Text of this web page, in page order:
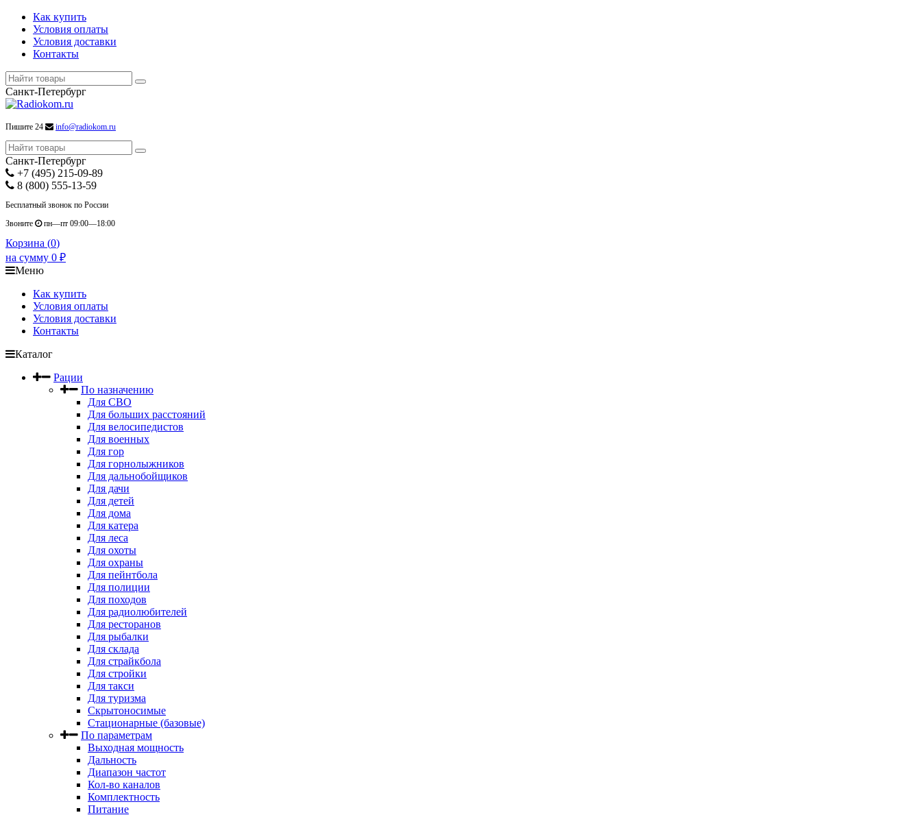
Как купить
Условия оплаты
Условия доставки
Контакты
Санкт-Петербург
Пишите 24 info@radiokom.ru
Санкт-Петербург
+7 (495) 215-09-89
8 (800) 555-13-59
Бесплатный звонок по России
Звоните
пн—пт 09:00—18:00
Корзина (0)
на сумму 0 ₽
Меню
Как купить
Условия оплаты
Условия доставки
Контакты
Каталог
Рации
По назначению
Для СВО
Для больших расстояний
Для велосипедистов
Для военных
Для гор
Для горнолыжников
Для дальнобойщиков
Для дачи
Для детей
Для дома
Для катера
Для леса
Для охоты
Для охраны
Для пейнтбола
Для полиции
Для походов
Для радиолюбителей
Для ресторанов
Для рыбалки
Для склада
Для страйкбола
Для стройки
Для такси
Для туризма
Скрытоносимые
Стационарные (базовые)
По параметрам
Выходная мощность
Дальность
Диапазон частот
Кол-во каналов
Комплектность
Питание